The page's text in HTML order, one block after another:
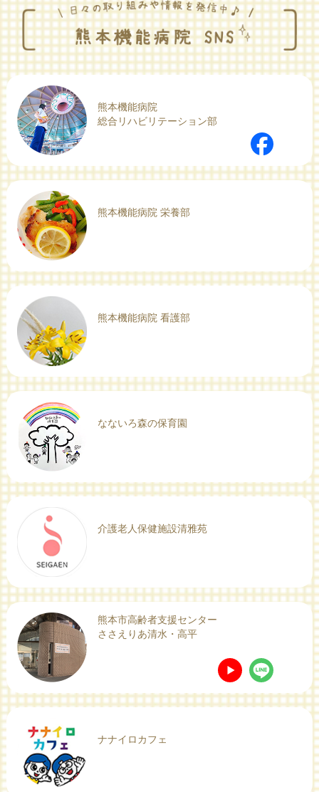
熊本機能病院
総合リハビリテーション部
熊本機能病院 栄養部
熊本機能病院 看護部
なないろ森の保育園
介護老人保健施設清雅苑
熊本市高齢者支援センター
ささえりあ清水・高平
ナナイロカフェ